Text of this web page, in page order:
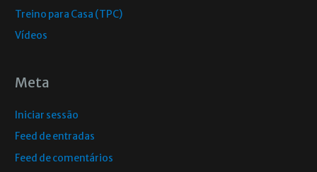
Treino para Casa (TPC)
Vídeos
Meta
Iniciar sessão
Feed de entradas
Feed de comentários